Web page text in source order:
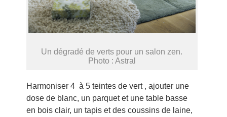
Un dégradé de verts pour un salon zen.
Photo : Astral
Harmoniser 4 à 5 teintes de vert , ajouter une
dose de blanc, un parquet et une table basse
en bois clair, un tapis et des coussins de laine,